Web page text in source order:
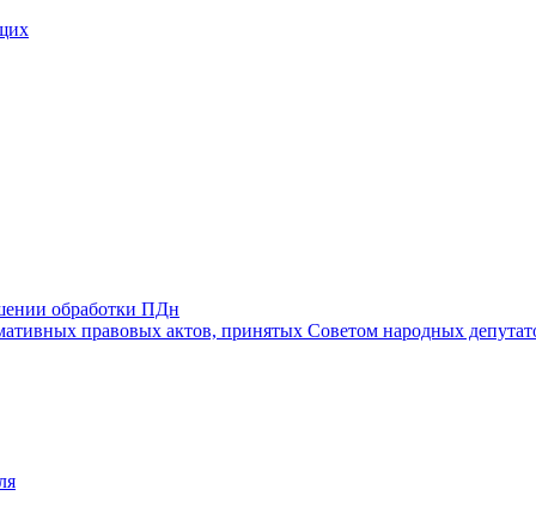
обработки ПДн
правовых актов, принятых Советом народных